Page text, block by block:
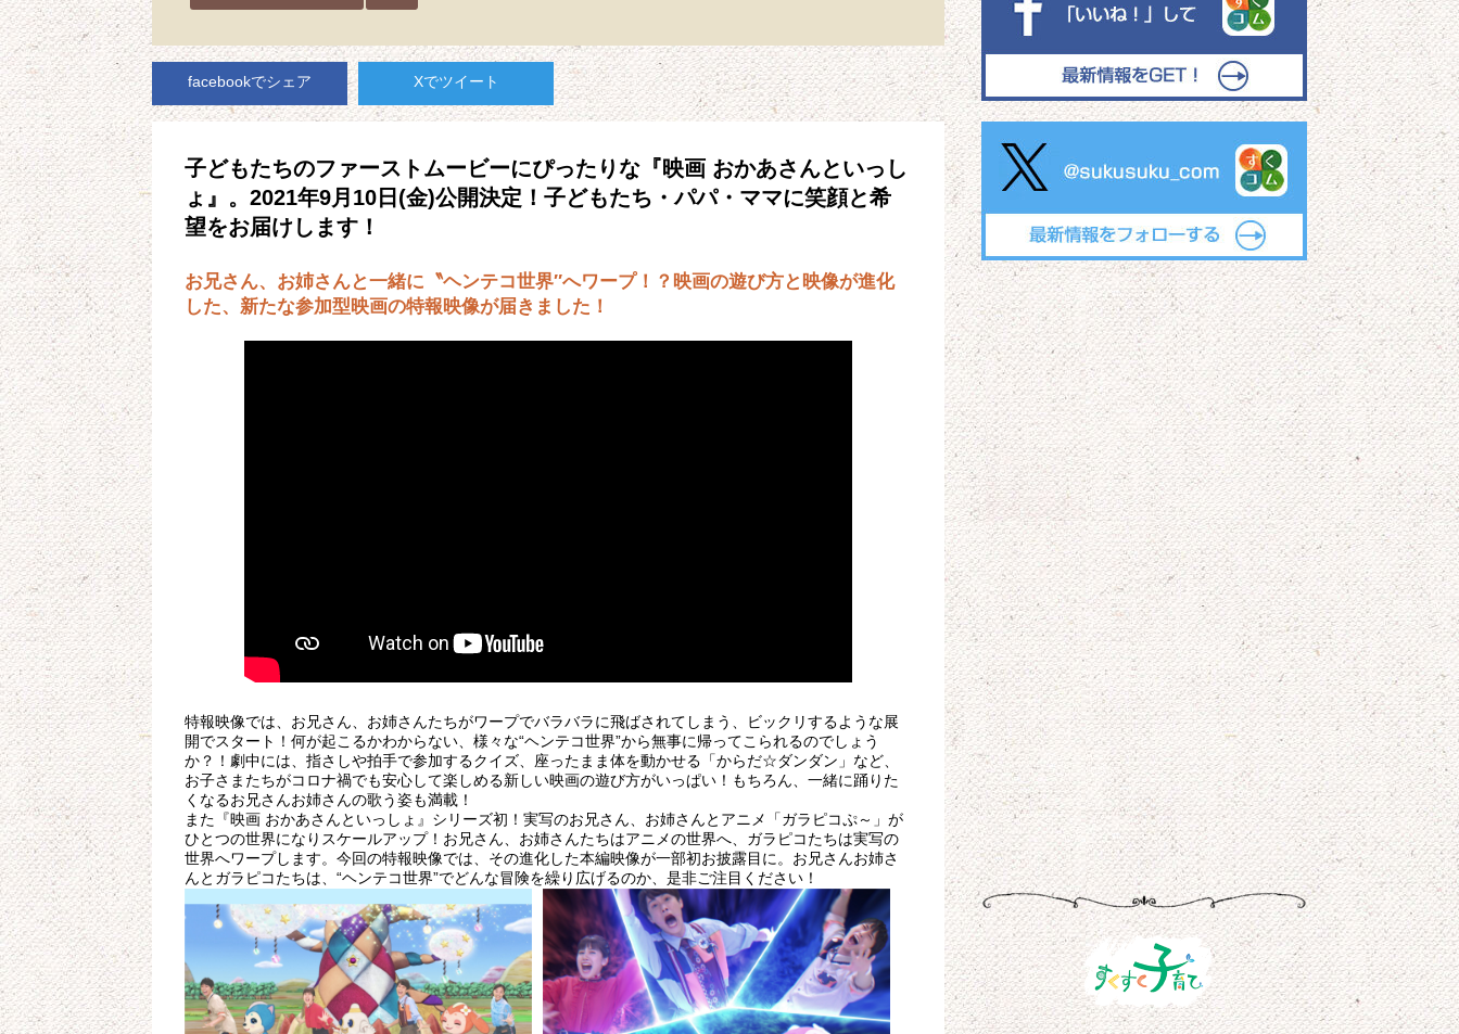
facebookでシェア Xでツイート
子どもたちのファーストムービーにぴったりな『映画 おかあさんといっし
ょ』。2021年9月10日(金)公開決定！子どもたち・パパ・ママに笑顔と希
望をお届けします！
お兄さん、お姉さんと一緒に〝ヘンテコ世界″へワープ！？映画の遊び方と映像が進化
した、新たな参加型映画の特報映像が届きました！
特報映像では、お兄さん、お姉さんたちがワープでバラバラに飛ばされてしまう、ビックリするような展
開でスタート！何が起こるかわからない、様々な“ヘンテコ世界”から無事に帰ってこられるのでしょう
か？！劇中には、指さしや拍手で参加するクイズ、座ったまま体を動かせる「からだ☆ダンダン」など、
お子さまたちがコロナ禍でも安心して楽しめる新しい映画の遊び方がいっぱい！もちろん、一緒に踊りた
くなるお兄さんお姉さんの歌う姿も満載！
また『映画 おかあさんといっしょ』シリーズ初！実写のお兄さん、お姉さんとアニメ「ガラピコぷ～」が
ひとつの世界になりスケールアップ！お兄さん、お姉さんたちはアニメの世界へ、ガラピコたちは実写の
世界へワープします。今回の特報映像では、その進化した本編映像が一部初お披露目に。お兄さんお姉さ
んとガラピコたちは、“ヘンテコ世界”でどんな冒険を繰り広げるのか、是非ご注目ください！